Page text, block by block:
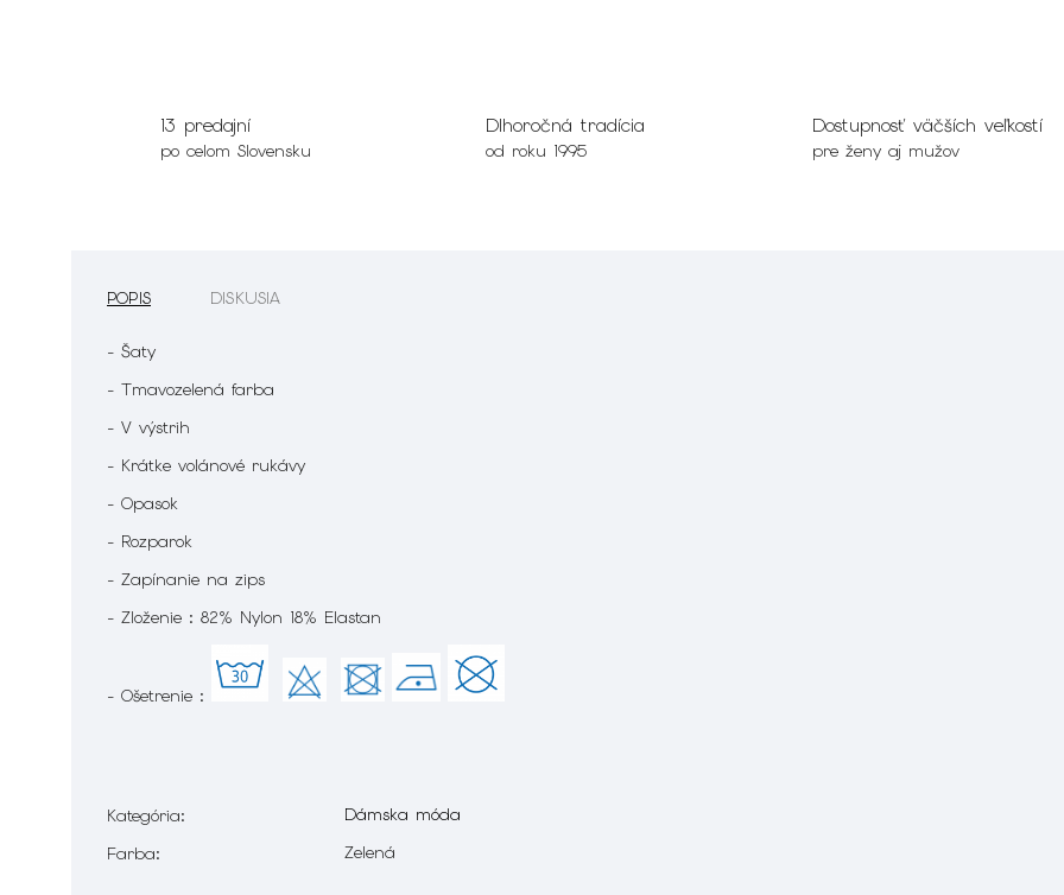
13 predajní
po celom Slovensku
Dlhoročná tradícia
od roku 1995
Dostupnosť väčších veľkostí
pre ženy aj mužov
POPIS DISKUSIA
- Šaty
- Tmavozelená farba
- V výstrih
- Krátke volánové rukávy
- Opasok
- Rozparok
- Zapínanie na zips
- Zloženie : 82% Nylon 18% Elastan
- Ošetrenie :
Kategória:
Dámska móda
Farba: Zelená